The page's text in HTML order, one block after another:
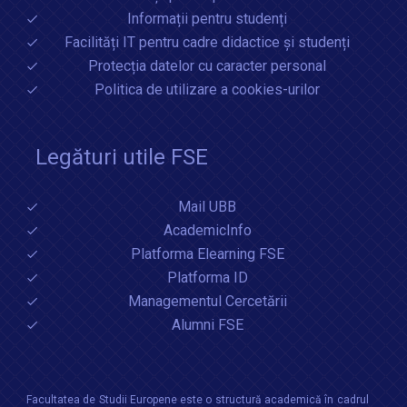
Informații pentru studenți
Facilități IT pentru cadre didactice și studenți
Protecția datelor cu caracter personal
Politica de utilizare a cookies-urilor
Legături utile FSE
Mail UBB
AcademicInfo
Platforma Elearning FSE
Platforma ID
Managementul Cercetării
Alumni FSE
Facultatea de Studii Europene este o structură academică în cadrul